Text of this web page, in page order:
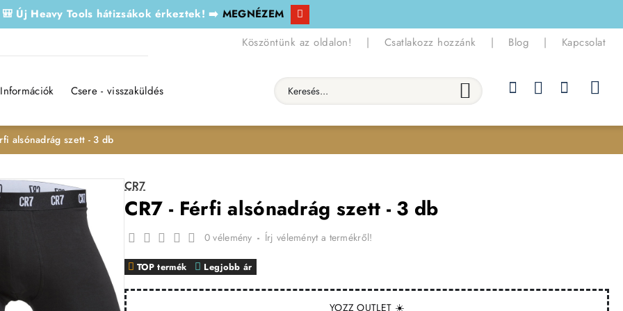
🎒 Új Heavy Tools hátizsákok érkeztek! ➡️ MEGNÉZEM
Köszöntünk az oldalon! | Csatlakozz hozzánk | Blog | Kapcsolat
Információk Csere - visszaküldés Keresés...
alsónadrág szett - 3 db
CR7
CR7 - Férfi alsónadrág szett - 3 db
YOZZ OUTLET ☀️
TOP termék Legjobb ár
0 vélemény - Írj véleményt a termékről!